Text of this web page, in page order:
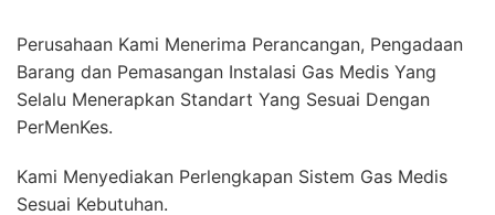
Perusahaan Kami Menerima Perancangan, Pengadaan
Barang dan Pemasangan Instalasi Gas Medis Yang
Selalu Menerapkan Standart Yang Sesuai Dengan
PerMenKes.
Kami Menyediakan Perlengkapan Sistem Gas Medis
Sesuai Kebutuhan.